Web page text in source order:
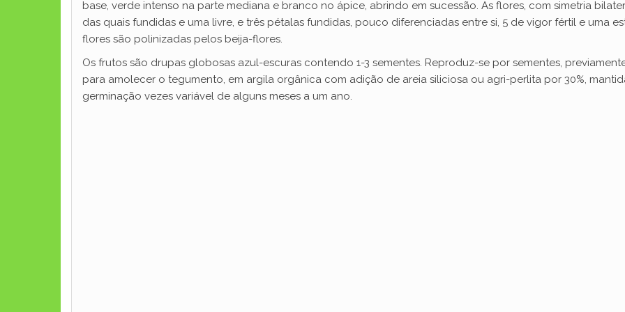
i
d
base, verde intenso na parte mediana e branco no ápice, abrindo em sucessão. As flores, com simetria
das quais fundidas e uma livre, e três pétalas fundidas, pouco diferenciadas entre si, 5 de vigor fértil e uma
flores são polinizadas pelos beija-flores.
Os frutos são drupas globosas azul-escuras contendo 1-3 sementes. Reproduz-se por sementes,
para amolecer o tegumento, em argila orgânica com adição de areia siliciosa ou agri-perlita por 30%,
germinação vezes variável de alguns meses a um ano.